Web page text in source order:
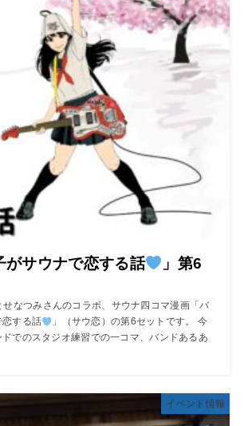
がサウナで恋する話
」第6
なつみさんのコラボ、サウナ四コマ漫画「バ
恋する話
」（サウ恋）の第6セットです。 今
でのスタジオ練習での一コマ、バンドあるあ
イベント情報